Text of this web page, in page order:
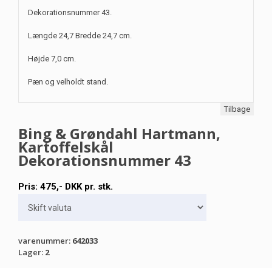
Dekorationsnummer 43.
Længde 24,7 Bredde 24,7 cm.
Højde 7,0 cm.
Pæn og velholdt stand.
Tilbage
Bing & Grøndahl Hartmann,
Kartoffelskål
Dekorationsnummer 43
Pris: 475,- DKKpr. stk.
varenummer: 642033
Lager: 2